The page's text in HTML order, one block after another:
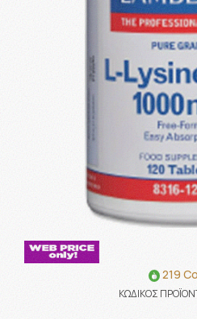
219
ΚΩΔΙΚΟΣ